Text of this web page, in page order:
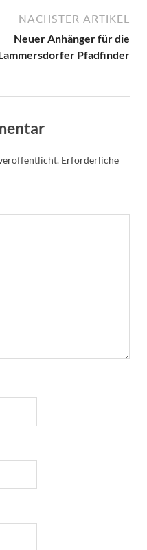
NÄCHSTER ARTIKEL
Neuer Anhänger für die
Pfadfinder
Erforderliche